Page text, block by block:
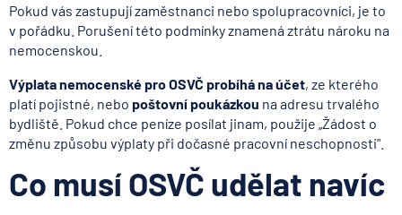
Pokud vás zastupují zaměstnanci nebo spolupracovníci, je to
v pořádku. Porušení této podmínky znamená ztrátu nároku na
nemocenskou.
Výplata nemocenské pro OSVČ probíhá na účet, ze kterého
platí pojistné, nebo poštovní poukázkou na adresu trvalého
bydliště. Pokud chce peníze posílat jinam, použije „Žádost o
změnu způsobu výplaty při dočasné pracovní neschopnosti".
Co musí OSVČ udělat navíc